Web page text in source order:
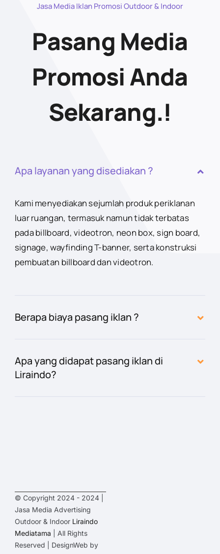
Jasa Media Iklan Promosi Outdoor & Indoor
Pasang Media
Promosi Anda
Sekarang.!
Apa layanan yang disediakan ?
Kami menyediakan sejumlah produk periklanan
luar ruangan, termasuk namun tidak terbatas
pada billboard, videotron, neon box, sign board,
signage, wayfinding T-banner, serta konstruksi
pembuatan billboard dan videotron.
Berapa biaya pasang iklan ?
Apa yang didapat pasang iklan di
Liraindo?
© Copyright 2024 - 2024 |
Jasa Media Advertising
Outdoor & Indoor Liraindo
Mediatama | All Rights
Reserved | DesignWeb by